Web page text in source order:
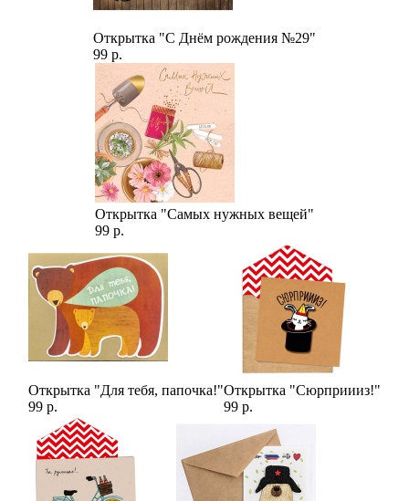
Открытка "С Днём рождения №29"
99 р.
Открытка "Самых нужных вещей"
99 р.
Открытка "Для тебя, папочка!"
99 р.
Открытка "Сюрприииз!"
99 р.